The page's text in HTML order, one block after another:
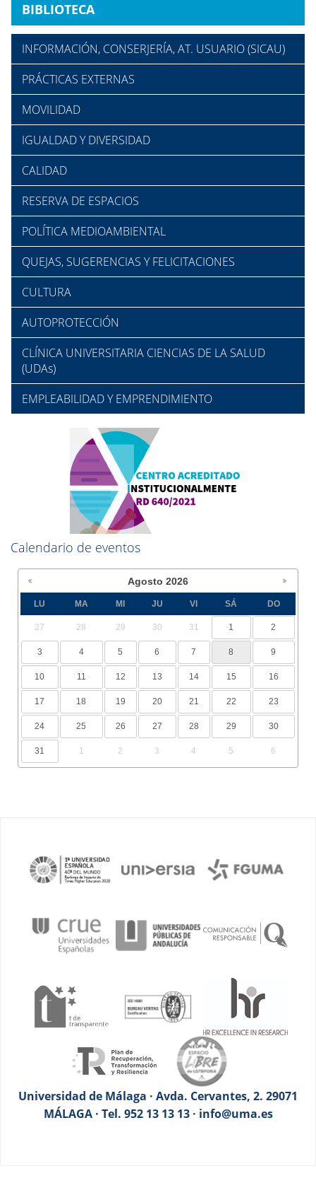
BIBLIOTECA
INFORMACIÓN, CONSERJERÍA, AT. USUARIO (SICAU)
PRÁCTICAS EXTERNAS
MOVILIDAD
IGUALDAD Y DIVERSIDAD
CALIDAD
RESERVA DE ESPACIOS
POLÍTICA MEDIOAMBIENTAL
QUEJAS, SUGERENCIAS Y FELICITACIONES
CULTURA
AUTOPROTECCIÓN
CLÍNICA UNIVERSITARIA CIENCIAS DE LA SALUD
(UDAs)
EMPLEABILIDAD Y EMPRENDIMIENTO
Calendario de eventos
Agosto 2026
LU MA MI JU VI SÁ DO
27 28 29 30 31 1 2
3 4 5 6 7 8 9
10 11 12 13 14 15 16
17 18 19 20 21 22 23
24 25 26 27 28 29 30
31 1 2 3 4 5 6
Universidad de Málaga · Avda. Cervantes, 2. 29071
MÁLAGA · Tel. 952 13 13 13 · info@uma.es